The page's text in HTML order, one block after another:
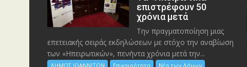
επιστρέφουν 50
χρόνια μετά
Την πραγματοποίηση μιας
επετειακής σειράς εκδηλώσεων με στόχο την αναβίωση
των «Ηπειρωτικών», πενήντα χρόνια μετά την...
ΔΗΜΟΣ ΙΩΑΝΝΙΤΩΝ Επικαιρότητα
Νέα των Δήμων